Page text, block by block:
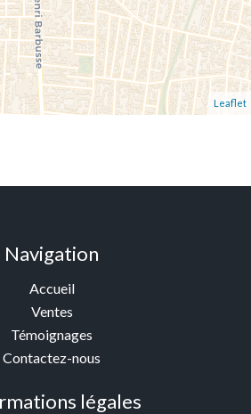
Leaflet
Navigation
Accueil
Ventes
Témoignages
Contactez-nous
légales